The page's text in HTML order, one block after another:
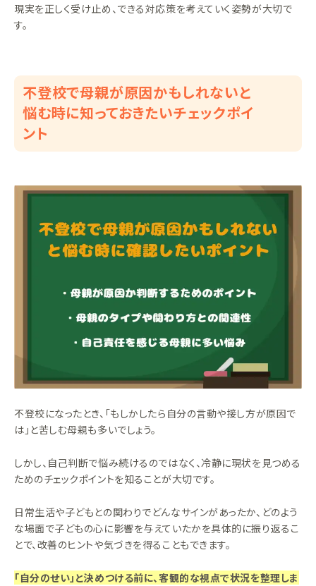
現実を正しく受け止め、できる対応策を考えていく姿勢が大切で
す。
不登校で母親が原因かもしれないと
悩む時に知っておきたいチェックポイ
ント
不登校になったとき、「もしかしたら自分の言動や接し方が原因で
は」と苦しむ母親も多いでしょう。
しかし、自己判断で悩み続けるのではなく、冷静に現状を見つめる
ためのチェックポイントを知ることが大切です。
日常生活や子どもとの関わりでどんなサインがあったか、どのよう
な場面で子どもの心に影響を与えていたかを具体的に振り返るこ
とで、改善のヒントや気づきを得ることもできます。
「自分のせい」と決めつける前に、客観的な視点で状況を整理しま